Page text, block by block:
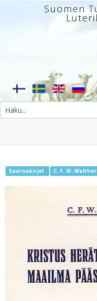
Suomen
Saarnakirjat C. F. W. Walther